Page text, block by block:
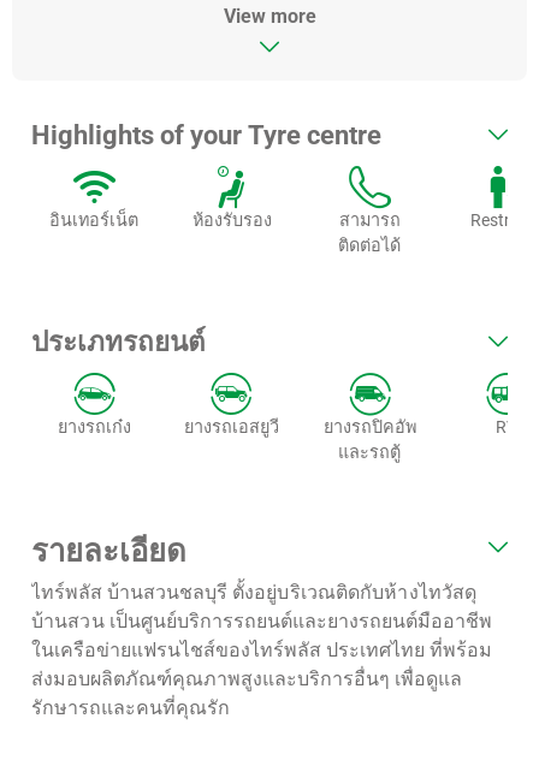
View more
Highlights of your Tyre centre
อินเทอร์เน็ต ห้องรับรอง
สามารถ
ติดต่อได้
ประเภทรถยนต์
ยางรถเก๋ง ยางรถเอสยูวี
ยางรถปิคอัพ
และรถตู้
RV
รายละเอียด
ไทร์พลัส บ้านสวนชลบุรี ตั้งอยู่บริเวณติดกับห้างไทวัสดุ
บ้านสวน เป็นศูนย์บริการรถยนต์และยางรถยนต์มืออาชีพ
ในเครือข่ายแฟรนไชส์ของไทร์พลัส ประเทศไทย ที่พร้อม
ส่งมอบผลิตภัณฑ์คุณภาพสูงและบริการอื่นๆ เพื่อดูแล
รักษารถและคนที่คุณรัก